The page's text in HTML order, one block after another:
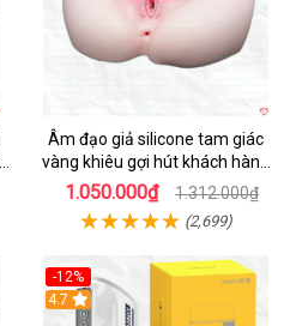
Âm đạo giả silicone tam giác
vàng khiêu gợi hút khách hàng
nam
1.050.000₫ 1.312.000₫
(2,699)
-12%
Hot
4.7